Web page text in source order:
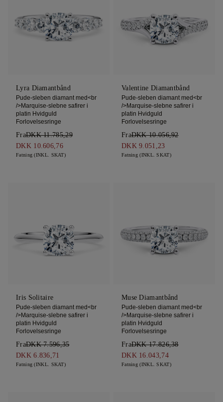
Lyra Diamantbånd
Pude-sleben diamant med<br
/>Marquise-slebne safirer i
platin Hvidguld
Forlovelsesringe
FraDKK 11.785,29
DKK 10.606,76
Fatning (INKL. SKAT)
Valentine Diamantbånd
Pude-sleben diamant med<br
/>Marquise-slebne safirer i
platin Hvidguld
Forlovelsesringe
FraDKK 10.056,92
DKK 9.051,23
Fatning (INKL. SKAT)
Iris Solitaire
Pude-sleben diamant med<br
/>Marquise-slebne safirer i
platin Hvidguld
Forlovelsesringe
FraDKK 7.596,35
DKK 6.836,71
Fatning (INKL. SKAT)
Muse Diamantbånd
Pude-sleben diamant med<br
/>Marquise-slebne safirer i
platin Hvidguld
Forlovelsesringe
FraDKK 17.826,38
DKK 16.043,74
Fatning (INKL. SKAT)